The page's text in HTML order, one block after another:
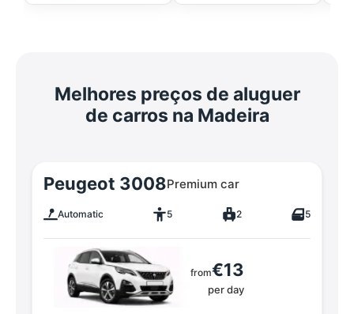
Melhores preços de aluguer
de carros na Madeira
Peugeot 3008Premium car
Automatic 5 2 5
from€13
per day